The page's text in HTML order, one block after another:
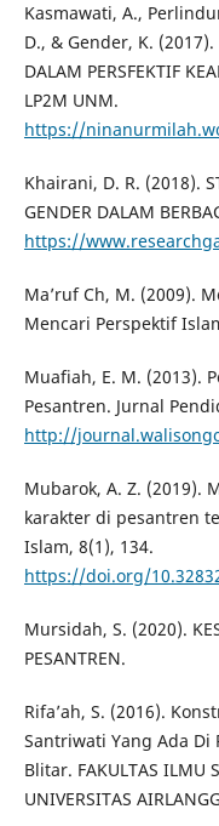
Kasmawati, A.,
D., & Gender, K. (2017).
DALAM PERSFEKTIF
LP2M UNM.
https://
Khairani, D. R. (2018).
GENDER DALAM
https://
Ma’ruf Ch, M. (2009).
Mencari Perspektif
Muafiah, E. M. (2013).
Pesantren. Jurnal
http://
Mubarok, A. Z. (2019).
karakter di pesantren
Islam, 8(1), 134.
https://doi.org/
Mursidah, S. (2020).
PESANTREN.
Rifa’ah, S. (2016).
Santriwati Yang Ada Di
Blitar. FAKULTAS ILMU
UNIVERSITAS